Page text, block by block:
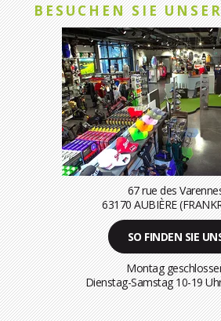
BESUCHEN SIE
67 rue des
63170 AUBIÈRE
SO FINDEN SIE
Montag
Dienstag-Samstag 10-19